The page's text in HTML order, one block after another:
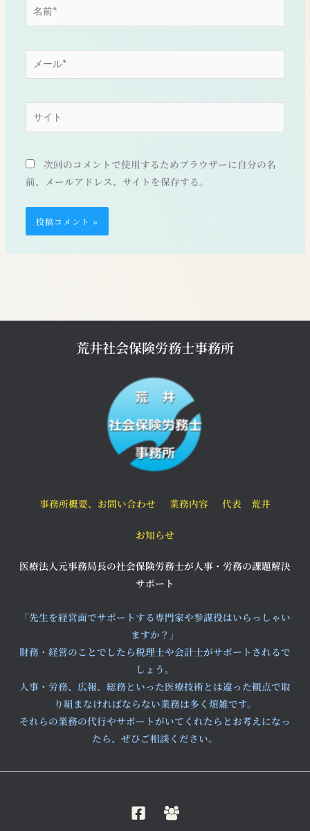
次回のコメントで使用するためブラウザーに自分の名
前、メールアドレス、サイトを保存する。
荒井社会保険労務士事務所
事務所概要、お問い合わせ 業務内容 代表 荒井
お知らせ
医療法人元事務局長の社会保険労務士が人事・労務の課題解決
サポート
「先生を経営面でサポートする専門家や参謀役はいらっしゃい
ますか？」
財務・経営のことでしたら税理士や会計士がサポートされるで
しょう。
人事・労務、広報、総務といった医療技術とは違った観点で取
り組まなければならない業務は多く煩雑です。
それらの業務の代行やサポートがいてくれたらとお考えになっ
たら、ぜひご相談ください。